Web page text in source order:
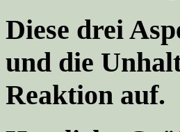
Diese drei
und die
Reaktion auf.